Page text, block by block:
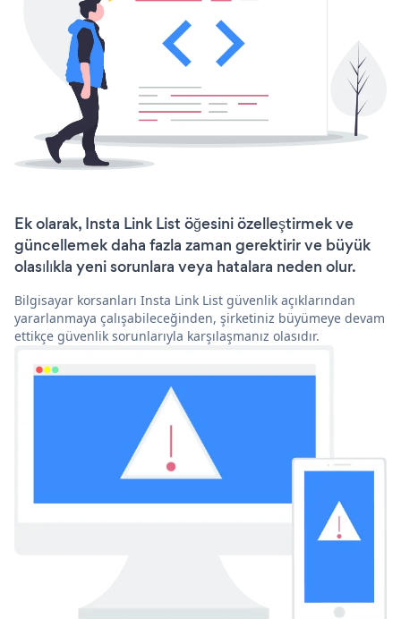
Ek olarak, Insta Link List öğesini özelleştirmek ve
güncellemek daha fazla zaman gerektirir ve büyük
olasılıkla yeni sorunlara veya hatalara neden olur.
Bilgisayar korsanları Insta Link List güvenlik açıklarından
yararlanmaya çalışabileceğinden, şirketiniz büyümeye devam
ettikçe güvenlik sorunlarıyla karşılaşmanız olasıdır.